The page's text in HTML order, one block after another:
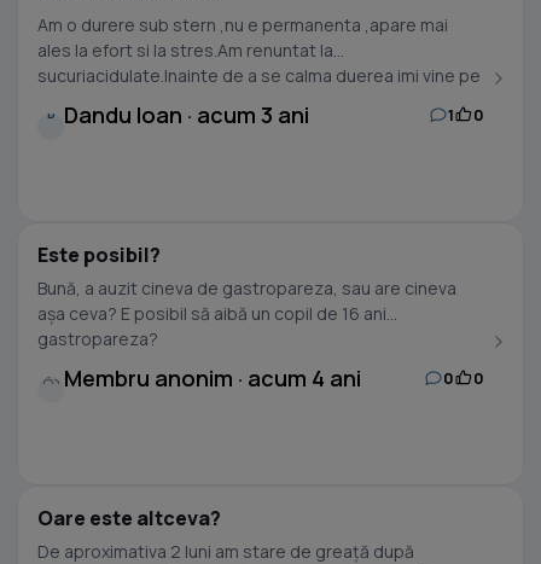
Am o durere sub stern ,nu e permanenta ,apare mai
ales la efort si la stres.Am renuntat la
sucuriacidulate.Inainte de a se calma duerea imi vine pe
D Dandu Ioan · acum 3 ani 1 0
Este posibil?
Bună, a auzit cineva de gastropareza, sau are cineva
așa ceva? E posibil să aibă un copil de 16 ani
gastropareza?
Membru anonim · acum 4 ani 0 0
Oare este altceva?
De aproximativa 2 luni am stare de greață după